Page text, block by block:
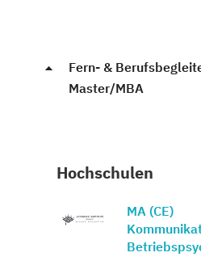
Fern- &
Master/MBA
Hochschulen
MA (CE)